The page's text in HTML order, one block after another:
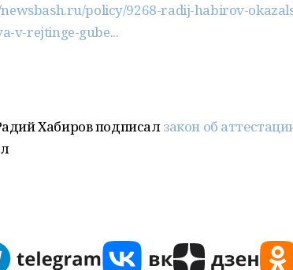
policy/9268-radij-habirov-
v-rejtinge-gube...
Хабиров подписалзакон об